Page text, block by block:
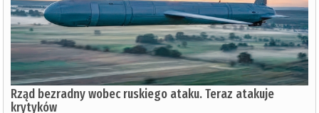
Rząd bezradny wobec ruskiego ataku. Teraz atakuje
krytyków